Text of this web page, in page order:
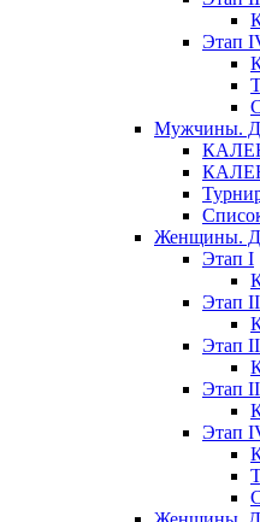
Этап
Мужчины.
Женщины.
Этап I
Этап
Этап
Этап
Этап